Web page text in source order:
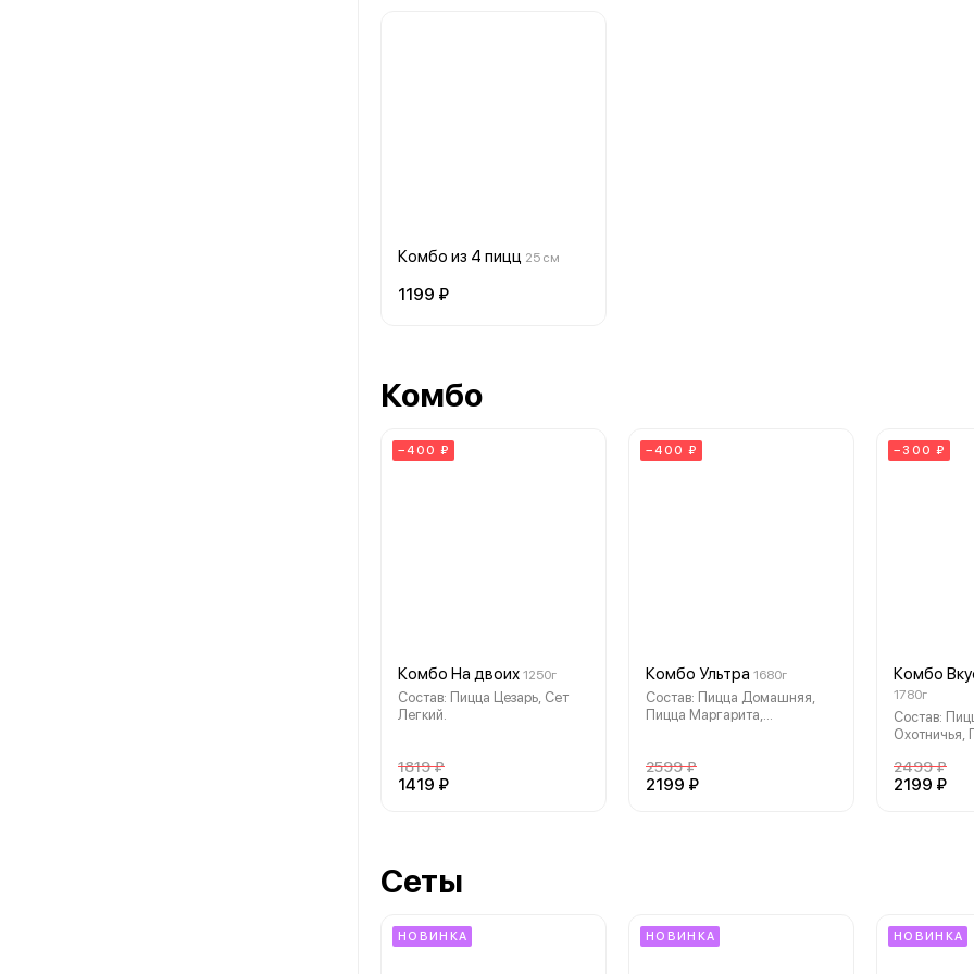
Комбо из 4 пицц 25 см
1199 ₽
Комбо
−400 ₽
Комбо На двоих 1250г
Состав: Пицца Цезарь, Сет
Легкий.
1819 ₽
1419 ₽
−400 ₽
Комбо Ультра 1680г
Состав: Пицца Домашняя,
Пицца Маргарита,
2599 ₽
2199 ₽
−300 ₽
Комбо
1780г
Состав:
Охотничья,
2499 ₽
2199 ₽
Сеты
НОВИНКА НОВИНКА НОВИНКА